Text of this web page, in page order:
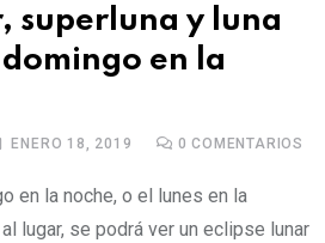
superluna y luna
en la
ENERO 18, 2019 0 COMENTARIOS
en la noche, o el lunes en la
lugar, se podrá ver un eclipse lunar